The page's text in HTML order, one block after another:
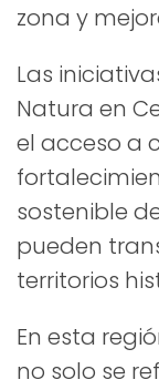
zona y
Las
Natura en
el acceso a
sostenible
pueden
territorios
En esta
no solo se